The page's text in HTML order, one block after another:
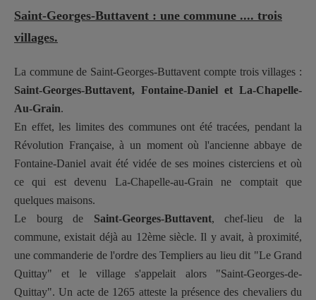
Saint-Georges-Buttavent : une commune .... trois
villages.
La commune de Saint-Georges-Buttavent compte trois villages :
Saint-Georges-Buttavent, Fontaine-Daniel et La-Chapelle-
Au-Grain.
En effet, les limites des communes ont été tracées, pendant la
Révolution Française, à un moment où l'ancienne abbaye de
Fontaine-Daniel avait été vidée de ses moines cisterciens et où
ce qui est devenu La-Chapelle-au-Grain ne comptait que
quelques maisons.
Le bourg de Saint-Georges-Buttavent, chef-lieu de la
commune, existait déjà au 12ème siècle. Il y avait, à proximité,
une commanderie de l'ordre des Templiers au lieu dit "Le Grand
Quittay" et le village s'appelait alors "Saint-Georges-de-
Quittay". Un acte de 1265 atteste la présence des chevaliers du